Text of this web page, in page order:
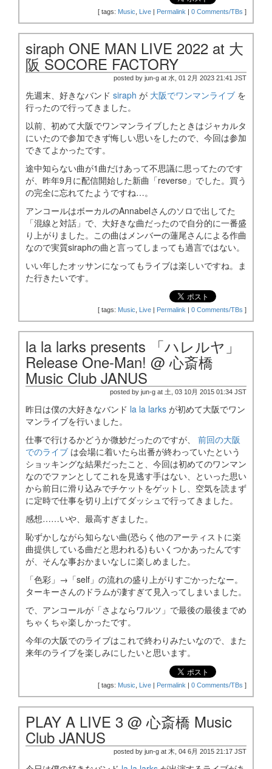
[ tags: Music Live | Permalink | 0 Comments/TBs ]
siraph ONE MAN LIVE 2022 at 大
阪 SOCORE FACTORY
posted by jun-g at 水, 01 2月 2023 21:41 JST
先週末、好きなバンド siraph が 大阪でワンマンライブ を
行ったので行ってきました。
以前、初めて大阪でワンマンライブしたときはジャカルタ
にいたので参加できず悔しい思いをしたので、今回は参加
できてよかったです。
途中知らない曲が1曲だけあって不思議に思ってたのです
が、昨年9月に配信開始した新曲「reverse」でした。買う
の完全に忘れてたようですね…。
アンコールはボーカルのAnnabelさんのソロで出してた
「混線と対話」で、大好きな曲だったので自分的に一番盛
り上がりました。この曲はメンバーの蓮尾さんによる作曲
なので実質siraphの曲と言ってしまっても過言ではない。
いい年したオッサンになってもライブは楽しいですね。ま
た行きたいです。
[ tags: Music Live Permalink 0 Comments/TBs ]
la la larks presents 「ハレルヤ」
Release One-Man! @ 心斎橋
Music Club JANUS
posted by jun-g at 土, 03 10月 2015 01:34 JST
昨日は僕の大好きなバンド la la larks が初めて大阪でワン
マンライブを行いました。
仕事で行けるかどうか微妙だったのですが、 前回の大阪
でのライブ は会場に着いたら出番が終わっていたという
ショッキングな結果だったこと、今回は初めてのワンマン
なのでファンとしてこれを見逃す手はない、といった思い
から前日に滑り込みでチケットをゲットし、空気を読まず
に定時で仕事を切り上げてダッシュで行ってきました。
感想……いや、最高すぎました。
恥ずかしながら知らない曲(恐らく他のアーティストに楽
曲提供している曲だと思われる)もいくつかあったんです
が、そんな事おかまいなしに楽しめました。
「色彩」→「self」の流れの盛り上がりすごかったなー。
ターキーさんのドラムが凄すぎて見入ってしまいました。
で、アンコールが「さよならワルツ」で最後の最後までめ
ちゃくちゃ楽しかったです。
今年の大阪でのライブはこれで終わりみたいなので、また
来年のライブを楽しみにしたいと思います。
[ tags: Music Live | Permalink | 0 Comments/TBs ]
PLAY A LIVE 3 @ 心斎橋 Music
Club JANUS
posted by jun-g at 木, 04 6月 2015 21:17 JST